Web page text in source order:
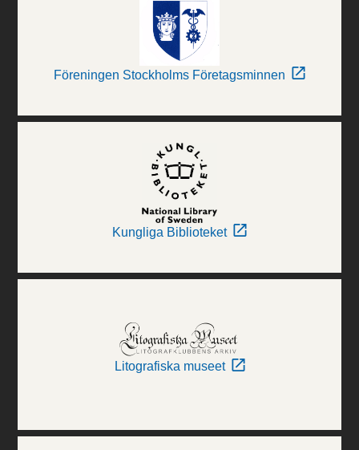
Föreningen Stockholms Företagsminnen
Kungliga Biblioteket
Litografiska museet